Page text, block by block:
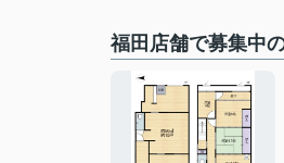
福田店舗で募集中